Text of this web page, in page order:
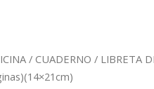
/ CUADERNO / LIBRETA
El
precio